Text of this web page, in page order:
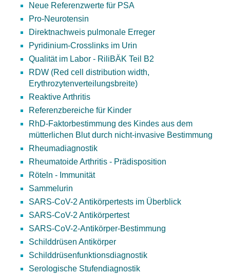
Neue Referenzwerte für PSA
Pro-Neurotensin
Direktnachweis pulmonale Erreger
Pyridinium-Crosslinks im Urin
Qualität im Labor - RiliBÄK Teil B2
RDW (Red cell distribution width,
Erythrozytenverteilungsbreite)
Reaktive Arthritis
Referenzbereiche für Kinder
RhD-Faktorbestimmung des Kindes aus dem
mütterlichen Blut durch nicht-invasive Bestimmung
Rheumadiagnostik
Rheumatoide Arthritis - Prädisposition
Röteln - Immunität
Sammelurin
SARS-CoV-2 Antikörpertests im Überblick
SARS-CoV-2 Antikörpertest
SARS-CoV-2-Antikörper-Bestimmung
Schilddrüsen Antikörper
Schilddrüsenfunktionsdiagnostik
Serologische Stufendiagnostik